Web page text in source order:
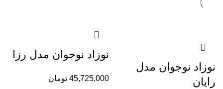
نوزاد نوجوان مدل
رایان
نوزاد نوجوان مدل رزا
45,725,000 تومان